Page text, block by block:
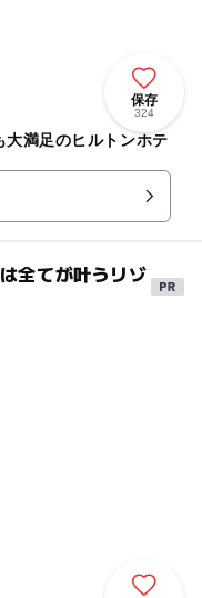
保存
324
大満足のヒルトンホテ
全てが叶うリゾ